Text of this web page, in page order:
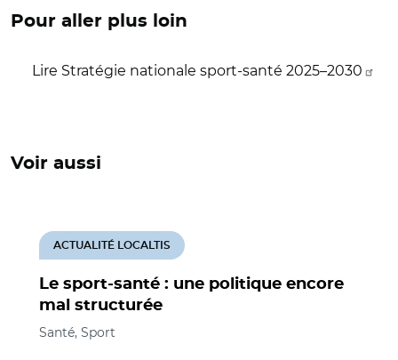
Pour aller plus loin
Lire Stratégie nationale sport-santé 2025–2030
Voir aussi
Le sport-santé : une politique encore
mal structurée
ACTUALITÉ LOCALTIS
Santé, Sport